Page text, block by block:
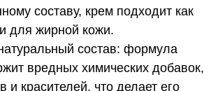
составу, крем подходит как
для жирной кожи.
состав: формула
вредных химических добавок,
и красителей, что делает его